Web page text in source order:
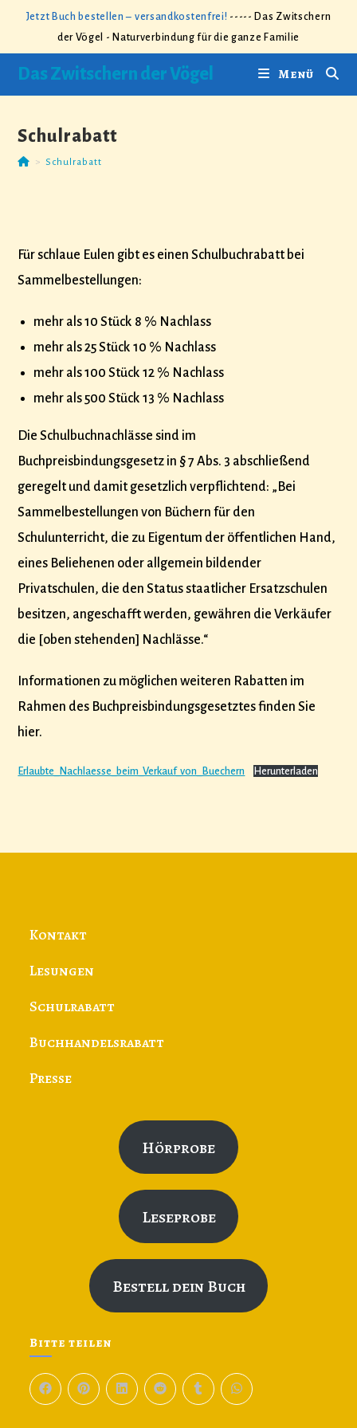
Jetzt Buch bestellen – versandkostenfrei! ----- Das Zwitschern
der Vögel - Naturverbindung für die ganze Familie
Das Zwitschern der Vögel Menü
Schulrabatt
> Schulrabatt
Für schlaue Eulen gibt es einen Schulbuchrabatt bei
Sammelbestellungen:
mehr als 10 Stück 8 % Nachlass
mehr als 25 Stück 10 % Nachlass
mehr als 100 Stück 12 % Nachlass
mehr als 500 Stück 13 % Nachlass
Die Schulbuchnachlässe sind im
Buchpreisbindungsgesetz in § 7 Abs. 3 abschließend
geregelt und damit gesetzlich verpflichtend: „Bei
Sammelbestellungen von Büchern für den
Schulunterricht, die zu Eigentum der öffentlichen Hand,
eines Beliehenen oder allgemein bildender
Privatschulen, die den Status staatlicher Ersatzschulen
besitzen, angeschafft werden, gewähren die Verkäufer
die [oben stehenden] Nachlässe.“
Informationen zu möglichen weiteren Rabatten im
Rahmen des Buchpreisbindungsgesetztes finden Sie
hier.
Erlaubte_Nachlaesse_beim_Verkauf_von_Buechern Herunterladen
Kontakt
Lesungen
Schulrabatt
Buchhandelsrabatt
Presse
Hörprobe
Leseprobe
Bestell dein Buch
Bitte teilen